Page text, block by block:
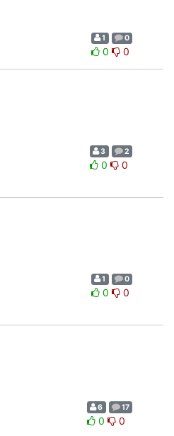
1 0
0 0
3 2
0 0
1 0
0 0
6 17
0 0